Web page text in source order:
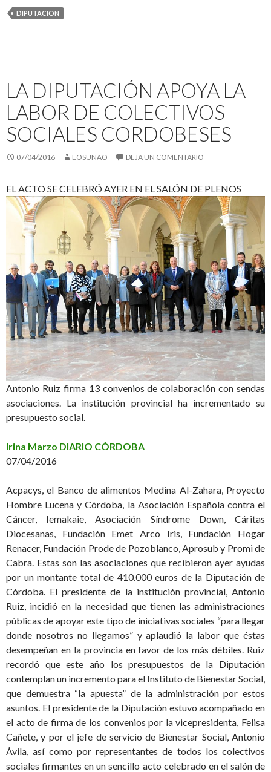
DIPUTACION
LA DIPUTACIÓN APOYA LA
LABOR DE COLECTIVOS
SOCIALES CORDOBESES
07/04/2016 EOSUNAO DEJA UN COMENTARIO
EL ACTO SE CELEBRÓ AYER EN EL SALÓN DE PLENOS
Antonio Ruiz firma 13 convenios de colaboración con sendas
asociaciones. La institución provincial ha incrementado su
presupuesto social.
Irina Marzo DIARIO CÓRDOBA
07/04/2016
Acpacys, el Banco de alimentos Medina Al-Zahara, Proyecto
Hombre Lucena y Córdoba, la Asociación Española contra el
Cáncer, Iemakaie, Asociación Síndrome Down, Cáritas
Diocesanas, Fundación Emet Arco Iris, Fundación Hogar
Renacer, Fundación Prode de Pozoblanco, Aprosub y Promi de
Cabra. Estas son las asociaciones que recibieron ayer ayudas
por un montante total de 410.000 euros de la Diputación de
Córdoba. El presidente de la institución provincial, Antonio
Ruiz, incidió en la necesidad que tienen las administraciones
públicas de apoyar este tipo de iniciativas sociales “para llegar
donde nosotros no llegamos” y aplaudió la labor que éstas
desempeñan en la provincia en favor de los más débiles. Ruiz
recordó que este año los presupuestos de la Diputación
contemplan un incremento para el Instituto de Bienestar Social,
que demuestra “la apuesta” de la administración por estos
asuntos. El presidente de la Diputación estuvo acompañado en
el acto de firma de los convenios por la vicepresidenta, Felisa
Cañete, y por el jefe de servicio de Bienestar Social, Antonio
Ávila, así como por representantes de todos los colectivos
sociales firmantes en un sencillo acto celebrado en el salón de